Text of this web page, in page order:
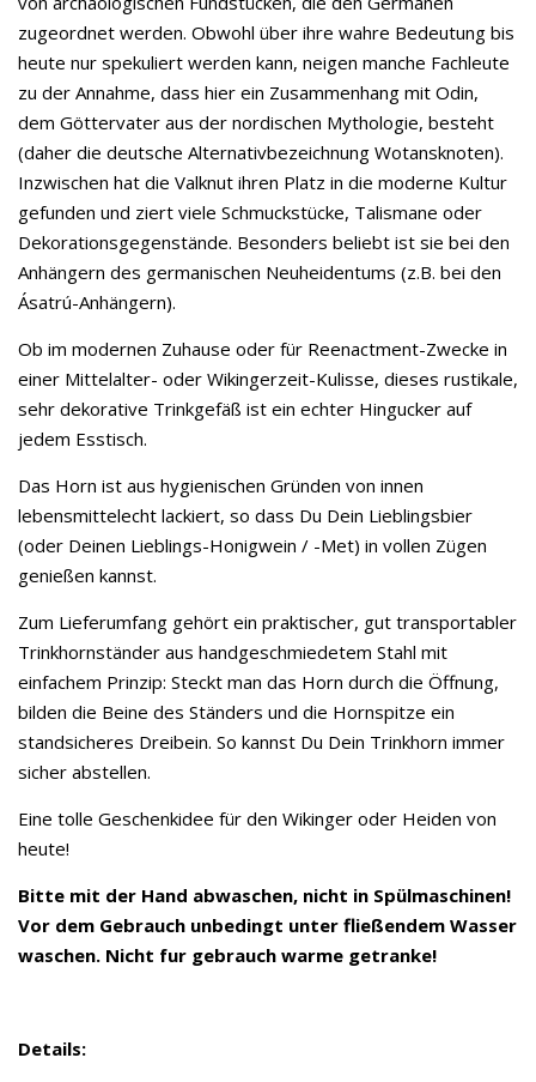
zugeordnet werden. Obwohl über ihre wahre Bedeutung bis
heute nur spekuliert werden kann, neigen manche Fachleute
zu der Annahme, dass hier ein Zusammenhang mit Odin,
dem Göttervater aus der nordischen Mythologie, besteht
(daher die deutsche Alternativbezeichnung Wotansknoten).
Inzwischen hat die Valknut ihren Platz in die moderne Kultur
gefunden und ziert viele Schmuckstücke, Talismane oder
Dekorationsgegenstände. Besonders beliebt ist sie bei den
Anhängern des germanischen Neuheidentums (z.B. bei den
Ásatrú-Anhängern).
Ob im modernen Zuhause oder für Reenactment-Zwecke in
einer Mittelalter- oder Wikingerzeit-Kulisse, dieses rustikale,
sehr dekorative Trinkgefäß ist ein echter Hingucker auf
jedem Esstisch.
Das Horn ist aus hygienischen Gründen von innen
lebensmittelecht lackiert, so dass Du Dein Lieblingsbier
(oder Deinen Lieblings-Honigwein / -Met) in vollen Zügen
genießen kannst.
Zum Lieferumfang gehört ein praktischer, gut transportabler
Trinkhornständer aus handgeschmiedetem Stahl mit
einfachem Prinzip: Steckt man das Horn durch die Öffnung,
bilden die Beine des Ständers und die Hornspitze ein
standsicheres Dreibein. So kannst Du Dein Trinkhorn immer
sicher abstellen.
Eine tolle Geschenkidee für den Wikinger oder Heiden von
heute!
Bitte mit der Hand abwaschen, nicht in Spülmaschinen!
Vor dem Gebrauch unbedingt unter fließendem Wasser
waschen. Nicht fur gebrauch warme getranke!
Details: